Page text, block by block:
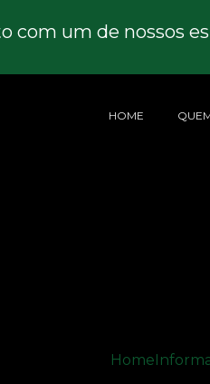
com um de nossos
HOME
Home